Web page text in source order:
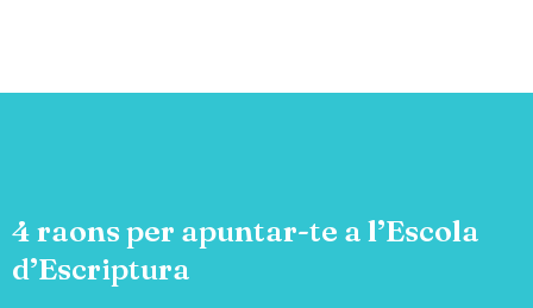
4 raons per apuntar-te a l’Escola
d’Escriptura